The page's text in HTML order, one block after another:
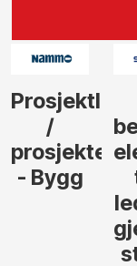
Anlegg
søker
Driftsleder
Elektro
Automasjon
-